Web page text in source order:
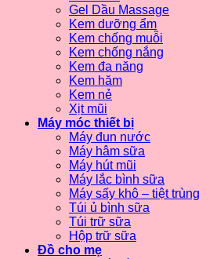
Gel Dầu Massage
Kem dưỡng ẩm
Kem chống muỗi
Kem chống nắng
Kem đa năng
Kem hăm
Kem nẻ
Xịt mũi
Máy móc thiết bị
Máy đun nước
Máy hâm sữa
Máy hút mũi
Máy lắc bình sữa
Máy sấy khô – tiệt trùng
Túi ủ bình sữa
Túi trữ sữa
Hộp trữ sữa
Đồ cho mẹ